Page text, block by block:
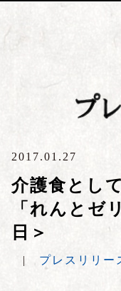
2017.01.27
介護食とし
「れんとゼ
日＞
| プレスリリー